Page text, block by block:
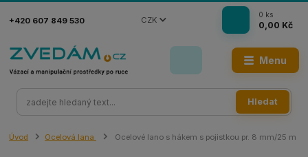
Menu
CZK
Hledat
+420 607 849 530
0 ks
0,00 Kč
Úvod Ocelová lana Ocelové lano s hákem s pojistkou pr. 8 mm/25 m